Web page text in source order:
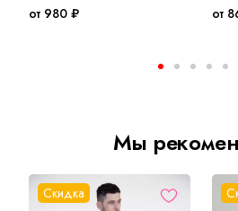
от 980 ₽ от
Мы
Скидка